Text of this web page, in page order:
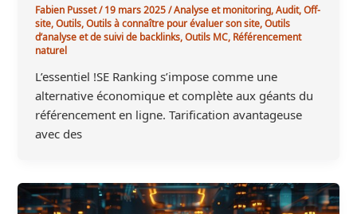
Fabien Pusset/19 mars 2025/Analyse et monitoring,Audit,Off-
site,Outils,Outils à connaître pour évaluer son site,Outils
d’analyse et de suivi de backlinks,Outils MC,Référencement
naturel
L’essentiel !SE Ranking s’impose comme une
alternative économique et complète aux géants du
référencement en ligne. Tarification avantageuse
avec des